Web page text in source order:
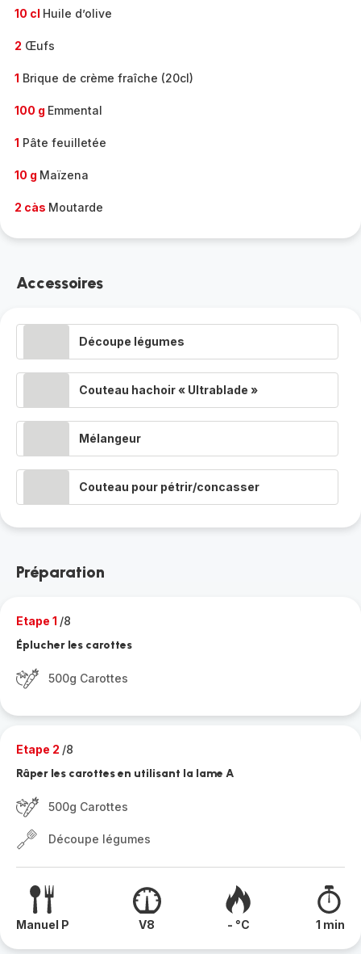
10 cl Huile d’olive
2 Œufs
1 Brique de crème fraîche (20cl)
100 g Emmental
1 Pâte feuilletée
10 g Maïzena
2 càs Moutarde
Accessoires
Découpe légumes
Couteau hachoir « Ultrablade »
Mélangeur
Couteau pour pétrir/concasser
Préparation
Etape 1 /8
Éplucher les carottes
500g Carottes
Etape 2 /8
Râper les carottes en utilisant la lame A
500g Carottes
Découpe légumes
Manuel P V8 - °C 1 min